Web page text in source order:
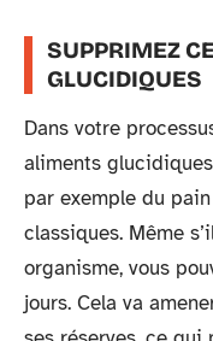
SUPPRIMEZ
GLUCIDIQUES
Dans votre
aliments glucidiques
par exemple du
classiques. Même
organisme, vous
jours. Cela va